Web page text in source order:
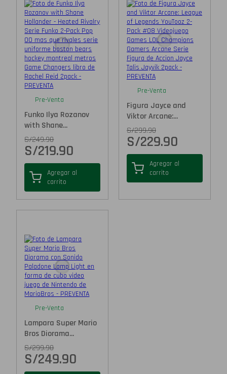
Pre-Venta
Funko Ilya Rozanov
with Shane...
S/249.90
S/219.90
Agregar al
carrito
Pre-Venta
Figura Jayce and
Viktor Arcane:...
S/299.90
S/229.90
Agregar al
carrito
Pre-Venta
Lampara Super Mario
Bros Diorama...
S/299.90
S/249.90